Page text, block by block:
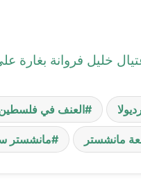
خليل فروانة
العنف في
مانشستر مانشستر